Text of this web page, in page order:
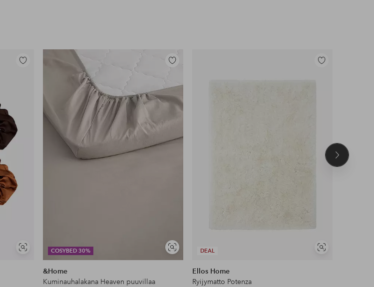
Näytä
samankaltaisia
Lisää
COSYBED 30%
Näytä
samankaltaisia
Lisää
&Home
Kuminauhalakana Heaven puuvillaa
DEAL
Näytä
Lisää
Ellos Home
Ryijymatto Potenza
Seuraava